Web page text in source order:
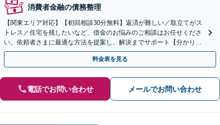
消費者金融の債務整理
【関東エリア対応】【初回相談30分無料】返済が難しい／取立てがス
トレス／住宅を残したいなど、借金のお悩みのご相談はお任せくださ
い。依頼者さまに最適な方法を提案し、解決までサポート【分かりや
すい費用体系】破産管財人の経験豊富な弁護士所属
料金表を見る
電話でお問い合わせ メールでお問い合わせ